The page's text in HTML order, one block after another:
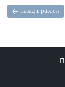
назад в раздел